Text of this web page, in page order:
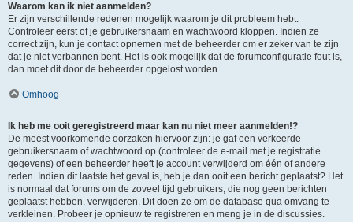
Waarom kan ik niet aanmelden?
Er zijn verschillende redenen mogelijk waarom je dit probleem hebt.
Controleer eerst of je gebruikersnaam en wachtwoord kloppen. Indien ze
correct zijn, kun je contact opnemen met de beheerder om er zeker van te zijn
dat je niet verbannen bent. Het is ook mogelijk dat de forumconfiguratie fout is,
dan moet dit door de beheerder opgelost worden.
Omhoog
Ik heb me ooit geregistreerd maar kan nu niet meer aanmelden!?
De meest voorkomende oorzaken hiervoor zijn: je gaf een verkeerde
gebruikersnaam of wachtwoord op (controleer de e-mail met je registratie
gegevens) of een beheerder heeft je account verwijderd om één of andere
reden. Indien dit laatste het geval is, heb je dan ooit een bericht geplaatst? Het
is normaal dat forums om de zoveel tijd gebruikers, die nog geen berichten
geplaatst hebben, verwijderen. Dit doen ze om de database qua omvang te
verkleinen. Probeer je opnieuw te registreren en meng je in de discussies.